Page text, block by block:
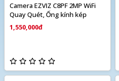
Camera EZVIZ C8PF 2MP WiFi
Quay Quét, Ống kính kép
1,550,000đ